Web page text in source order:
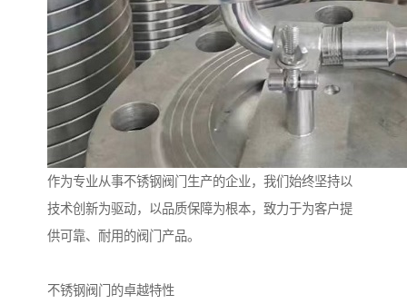
作为专业从事不锈钢阀门生产的企业，我们始终坚持以
技术创新为驱动，以品质保障为根本，致力于为客户提
供可靠、耐用的阀门产品。
不锈钢阀门的卓越特性